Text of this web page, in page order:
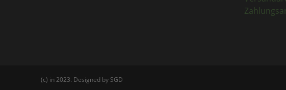
(c) in 2023. Designed by SGD